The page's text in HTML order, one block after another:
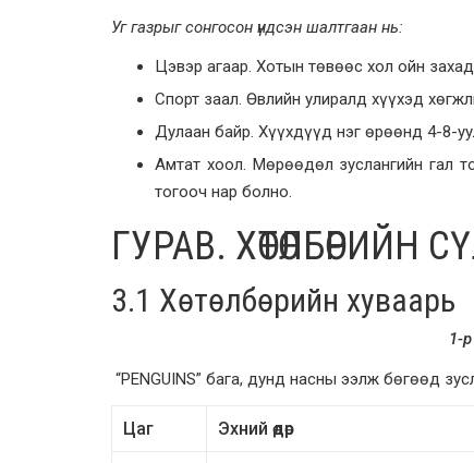
Уг газрыг сонгосон үндсэн шалтгаан нь:
Цэвэр агаар. Хотын төвөөс хол ойн захад
Спорт заал. Өвлийн улиралд хүүхэд
Дулаан байр. Хүүхдүүд нэг өрөөнд 4-8-
Амтат хоол. Мөрөөдөл зуслангийн гал
тогооч нар болно.
ГУРАВ. ХӨТӨЛБӨРИЙН
3.1 Хөтөлбөрийн хуваарь
1-
“PENGUINS” бага, дунд насны ээлж бөгөөд
Цаг Эхний өдөр